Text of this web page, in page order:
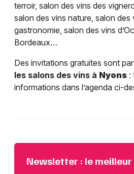
terroir, salon des vins des
salon des vins nature, salon des
gastronomie, salon des vins
Bordeaux…
Des invitations gratuites sont
les salons des vins à Nyons :
informations dans l’agenda ci-
Newsletter : le meilleur